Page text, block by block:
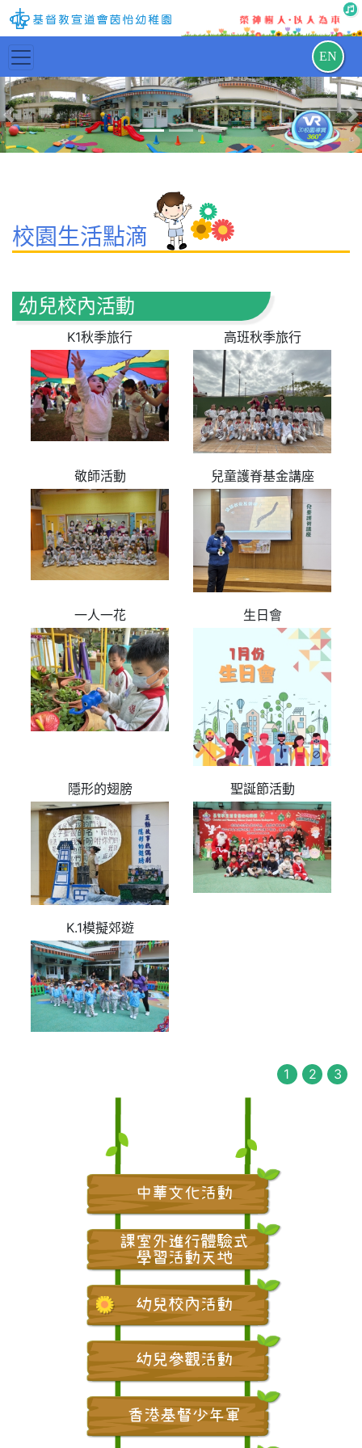
EN
Previous
中華文化活動
課室外進行體驗式
學習活動天地
幼兒校內活動
幼兒參觀活動
香港基督少年軍
校園生活點滴
幼兒校內活動
K1秋季旅行 高班秋季旅行
敬師活動 兒童護脊基金講座
一人一花 生日會
隱形的翅膀 聖誕節活動
K.1模擬郊遊
1 2 3